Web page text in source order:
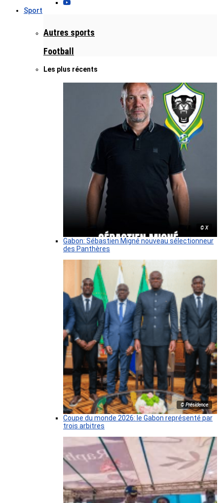
Sport
Autres sports
Football
Les plus récents
© X
Gabon: Sébastien Migné nouveau sélectionneur
des Panthères
© Présidence
Coupe du monde 2026: le Gabon représenté par
trois arbitres